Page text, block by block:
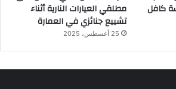
كافل
مطلقي العيارات النارية أثناء
تشييع جنائزي في العمارة
25 أغسطس، 2025